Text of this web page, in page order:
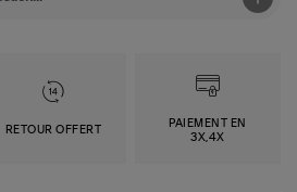
RETOUR OFFERT
PAIEMENT EN
3X,4X